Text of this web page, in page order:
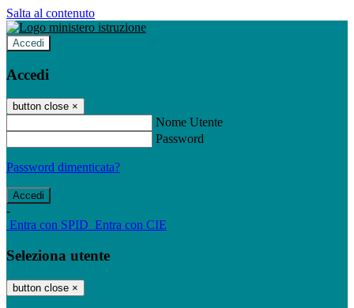
Salta al contenuto
Accedi
Accedi
button close ×
Nome Utente
Password
Password dimenticata?
-
Entra con SPID Entra con CIE
Seleziona utente
button close ×